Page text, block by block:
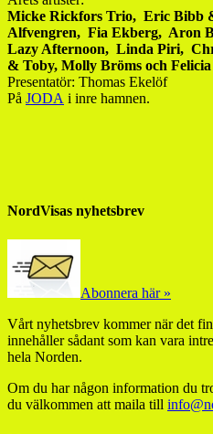
Micke Rickfors Trio, Eric Bibb
Alfvengren, Fia Ekberg, Aron
​Lazy Afternoon, Linda Piri,
& Toby, Molly Bröms och
Presentatör: Thomas Ekelöf
​På JODA i inre hamnen.
NordVisas nyhetsbrev
Abonnera här »
Vårt nyhetsbrev kommer när det
innehåller sådant som kan vara
hela Norden.
Om du har någon information du
du välkommen att maila till